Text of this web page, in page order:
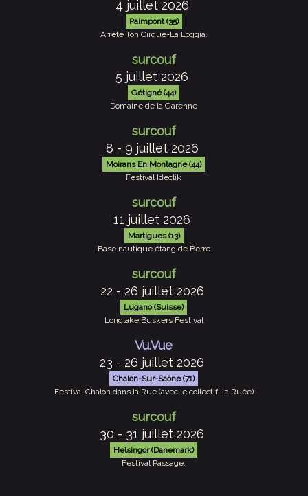
4 juillet 2026
Paimpont (35)
Arrête Ton Cirque-La Loggia.
surcouf
5 juillet 2026
Gétigné (44)
Domaine de la Garenne
surcouf
8 - 9 juillet 2026
Moirans En Montagne (44)
Festival Ideclik
surcouf
11 juillet 2026
Martigues (13)
Base nautique étang de Berre
surcouf
22 - 26 juillet 2026
Lugano (Suisse)
Longlake Buskers Festival
Vu.Vue
23 - 26 juillet 2026
Chalon-Sur-Saône (71)
Festival Chalon dans la Rue (avec le collectif La Ruée)
surcouf
30 - 31 juillet 2026
Helsingor (Danemark)
Festival Passage.